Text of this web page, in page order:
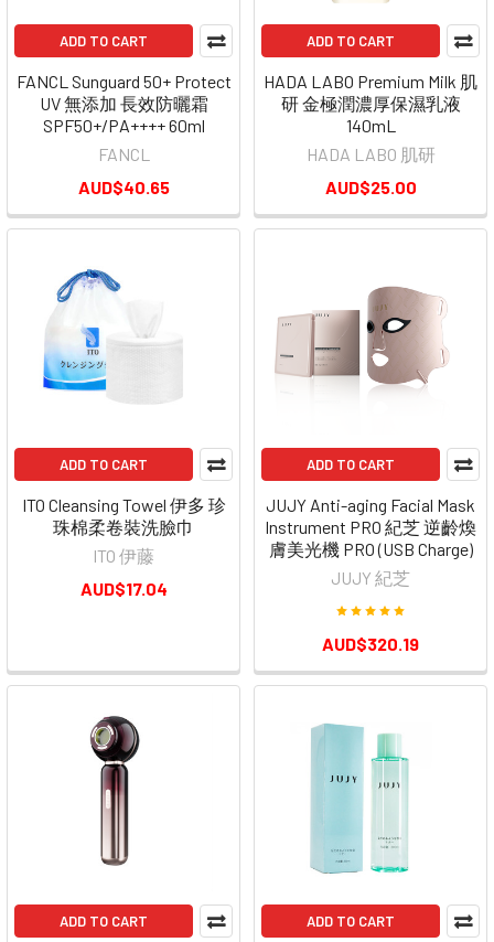
ADD TO CART
FANCL Sunguard 50+ Protect
UV 無添加 長效防曬霜
SPF50+/PA++++ 60ml
FANCL
AUD$40.65
ADD TO CART
HADA LABO Premium Milk 肌
研 金極潤濃厚保濕乳液
140mL
HADA LABO 肌研
AUD$25.00
ADD TO CART
ITO Cleansing Towel 伊多 珍
珠棉柔卷裝洗臉巾
ITO 伊藤
AUD$17.04
ADD TO CART
JUJY Anti-aging Facial Mask
Instrument PRO 紀芝 逆齡煥
膚美光機 PRO (USB Charge)
JUJY 紀芝
AUD$320.19
ADD TO CART ADD TO CART